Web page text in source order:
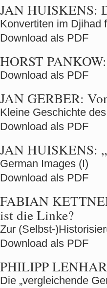
JAN HUISKENS:
Konvertiten im Djihad
Download als PDF
HORST PANKOW:
Download als PDF
JAN GERBER:
Kleine Geschichte
Download als PDF
JAN HUISKENS:
German Images (I)
Download als PDF
FABIAN
ist die Linke?
Zur (Selbst-
Download als PDF
PHILIPP
Die „vergleichende